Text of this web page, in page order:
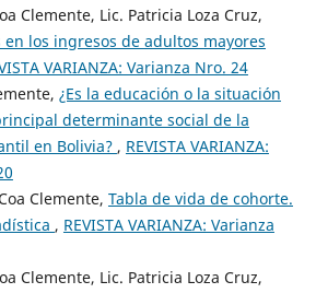
Clemente, Lic. Patricia Loza Cruz,
en los ingresos de adultos mayores
VARIANZA: Varianza Nro. 24
¿Es la educación o la situación
determinante social de la
en Bolivia? , REVISTA VARIANZA:
Clemente, Tabla de vida de cohorte.
, REVISTA VARIANZA: Varianza
Clemente, Lic. Patricia Loza Cruz,